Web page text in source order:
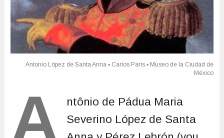
A
ntônio de Pádua Maria
Severino López de Santa